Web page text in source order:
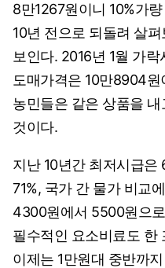
8만1267원이니 10%가
10년 전으로 되돌려 살
보인다. 2016년 1월 가
도매가격은 10만8904
농민들은 같은 상품을
것이다.
지난 10년간 최저시급
71%, 국가 간 물가 비교
4300원에서 5500원으
필수적인 요소비료도 한
이제는 1만원대 중반까